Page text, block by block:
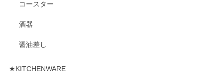
コースター
酒器
醤油差し
★KITCHENWARE